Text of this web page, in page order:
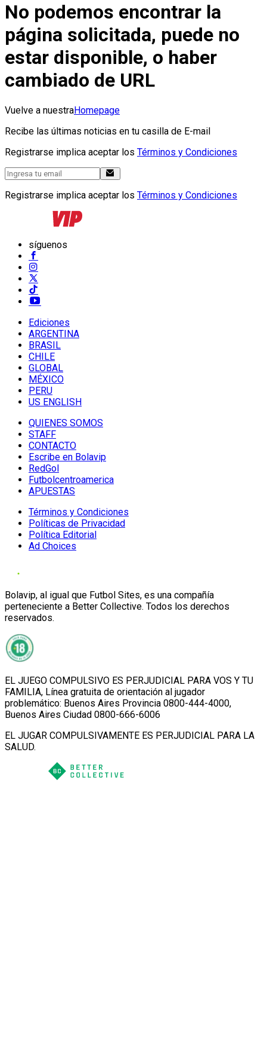
No podemos encontrar la
página solicitada, puede no
estar disponible, o haber
cambiado de URL
Vuelve a nuestraHomepage
Recibe las últimas noticias en tu casilla de E-mail
Registrarse implica aceptar los Términos y Condiciones
Registrarse implica aceptar los Términos y Condiciones
síguenos
Ediciones
ARGENTINA
BRASIL
CHILE
GLOBAL
MÉXICO
PERU
US ENGLISH
QUIENES SOMOS
STAFF
CONTACTO
Escribe en Bolavip
RedGol
Futbolcentroamerica
APUESTAS
Términos y Condiciones
Políticas de Privacidad
Política Editorial
Ad Choices
Bolavip, al igual que Futbol Sites, es una compañía
perteneciente a Better Collective. Todos los derechos
reservados.
EL JUEGO COMPULSIVO ES PERJUDICIAL PARA VOS Y TU
FAMILIA, Línea gratuita de orientación al jugador
problemático: Buenos Aires Provincia 0800-444-4000,
Buenos Aires Ciudad 0800-666-6006
EL JUGAR COMPULSIVAMENTE ES PERJUDICIAL PARA LA
SALUD.